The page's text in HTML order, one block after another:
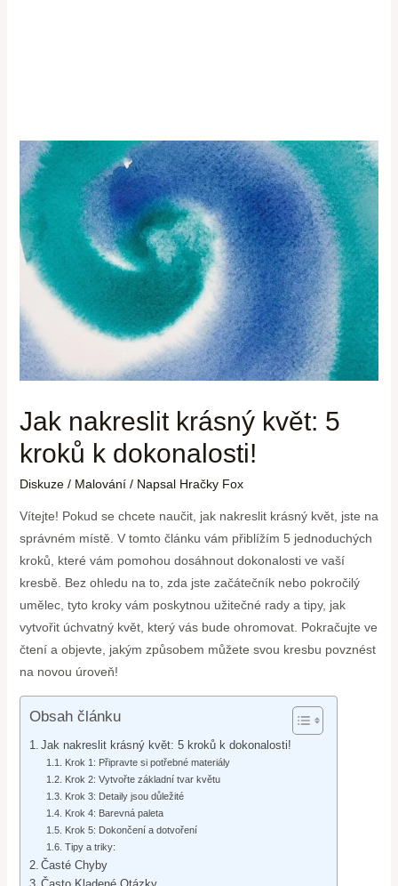
Jak nakreslit krásný květ: 5
kroků k dokonalosti!
Diskuze / Malování/ Napsal Hračky Fox
Vítejte! Pokud se chcete naučit, jak nakreslit krásný květ, jste na
správném místě. V tomto článku vám přiblížím 5 jednoduchých
kroků, které vám pomohou dosáhnout dokonalosti ve vaší
kresbě. Bez ohledu na to, zda jste začátečník nebo pokročilý
umělec, tyto kroky vám poskytnou užitečné rady a tipy, jak
vytvořit úchvatný květ, který vás bude ohromovat. Pokračujte ve
čtení a objevte, jakým způsobem můžete svou kresbu povznést
na novou úroveň!
Obsah článku
Jak nakreslit krásný květ: 5 kroků k dokonalosti!
Krok 1: Připravte si potřebné materiály
Krok 2: Vytvořte základní tvar květu
Krok 3: Detaily jsou důležité
Krok 4: Barevná paleta
Krok 5: Dokončení a dotvoření
Tipy a triky:
Časté Chyby